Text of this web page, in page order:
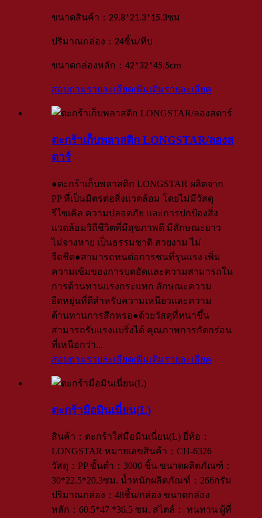
ขนาดสินค้า ： 29.8*21.3*15.3ซม
ปริมาณกล่อง ： 24ชิ้น/หีบ
ขนาดกล่องหลัก ： 42*32*45.5cm
สอบถามรายละเอียดเพิ่มเติมรายละเอียด
ตะกร้าเก็บพลาสติก LONGSTAR/ลองส
ตาร์
●ตะกร้าเก็บพลาสติก LONGSTAR ผลิตจาก
PP ที่เป็นมิตรต่อสิ่งแวดล้อม โดยไม่มีวัสดุ
รีไซเคิล ความปลอดภัย และการปกป้องสิ่ง
แวดล้อมวิถีชีวิตที่มีสุขภาพดี มีลักษณะยาว
ไม่จางหาย เป็นธรรมชาติ สวยงาม ไม่
จืดชืด●สามารถทนต่อการชนที่รุนแรง เพิ่ม
ความเข้มของการบดอัดและความสามารถใน
การต้านทานแรงกระแทก ลักษณะความ
ยืดหยุ่นที่ดีสำหรับความเหนียวและความ
ต้านทานการสึกหรอ●ด้วยวัสดุที่หนาขึ้น
สามารถรับแรงแบริ่งได้ คุณภาพการกัดกร่อน
ที่เหนือกว่า...
สอบถามรายละเอียดเพิ่มเติมรายละเอียด
ตะกร้ามือมินเนี่ยน(L)
สินค้า：ตะกร้าใส่มือมินเนี่ยน(L) ยี่ห้อ：
LONGSTAR หมายเลขสินค้า：CH-6326
วัสดุ：PP ขั้นต่ำ：3000 ชิ้น ขนาดผลิตภัณฑ์：
30*22.5*20.3ซม. น้ำหนักผลิตภัณฑ์：266กรัม
ปริมาณกล่อง：48ชิ้น/กล่อง ขนาดกล่อง
หลัก：60.5*47 *36.5 ซม. สไตล์： ทนทาน ผู้ที่